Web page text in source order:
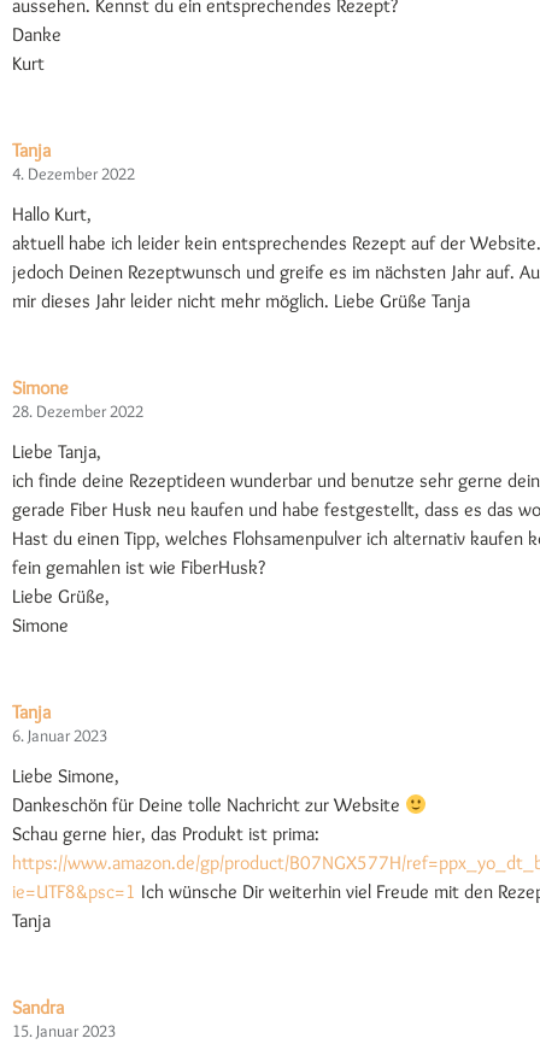
aussehen. Kennst du ein entsprechendes Rezept?
Danke
Kurt
Tanja
4. Dezember 2022
Hallo Kurt,
aktuell habe ich leider kein entsprechendes Rezept auf der
jedoch Deinen Rezeptwunsch und greife es im nächsten Jahr auf.
mir dieses Jahr leider nicht mehr möglich. Liebe Grüße Tanja
Simone
28. Dezember 2022
Liebe Tanja,
ich finde deine Rezeptideen wunderbar und benutze sehr gerne
gerade Fiber Husk neu kaufen und habe festgestellt, dass es das
Hast du einen Tipp, welches Flohsamenpulver ich alternativ kaufen
fein gemahlen ist wie FiberHusk?
Liebe Grüße,
Simone
Tanja
6. Januar 2023
Liebe Simone,
Dankeschön für Deine tolle Nachricht zur Website
Schau gerne hier, das Produkt ist prima:
https://www.amazon.de/gp/product/B07NGX577H/
ie=UTF8&psc=1 Ich wünsche Dir weiterhin viel Freude mit den
Tanja
Sandra
15. Januar 2023